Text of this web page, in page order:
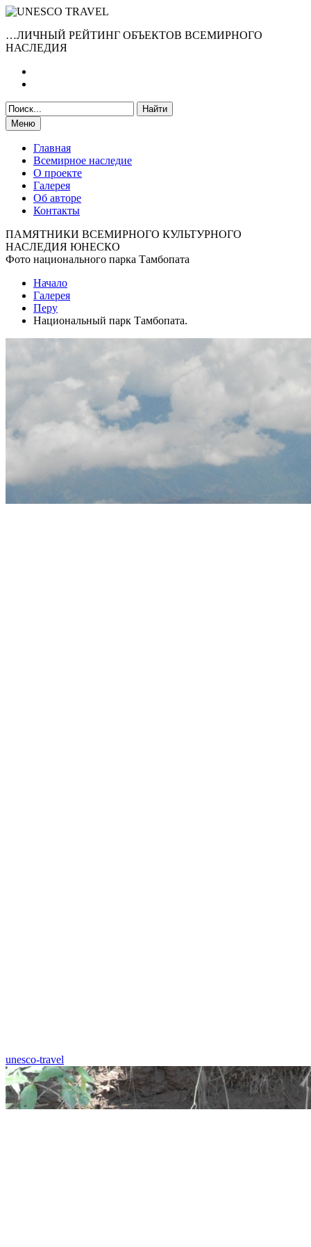
…ЛИЧНЫЙ РЕЙТИНГ ОБЪЕКТОВ ВСЕМИРНОГО
НАСЛЕДИЯ
Меню
Главная
Всемирное наследие
О проекте
Галерея
Об авторе
Контакты
ПАМЯТНИКИ ВСЕМИРНОГО КУЛЬТУРНОГО
НАСЛЕДИЯ ЮНЕСКО
Фото национального парка Тамбопата
Начало
Галерея
Перу
Национальный парк Тамбопата.
unesco-travel